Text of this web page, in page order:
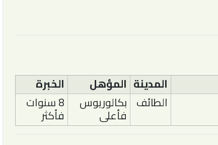
المدينة المؤهل
الخبرة
الطائف بكالوريوس
فأعلى
8 سنوات
فأكثر